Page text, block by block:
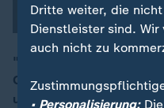
00:05
"Eine neue Zeit braucht
Chef Schulz zu den
und CSU.
Dritte weiter, die
Dienstleister sind.
auch nicht zu
• Personalisierung:Die